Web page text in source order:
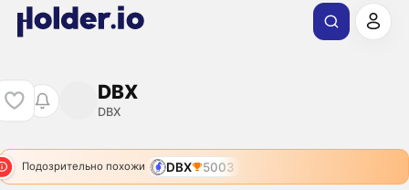
DBX
DBX
Подозрительно похожи DBX 5003